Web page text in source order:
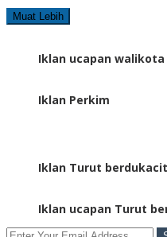
Muat Lebih
Iklan ucapan
Iklan Perkim
Iklan Turut
Iklan ucapan Turut